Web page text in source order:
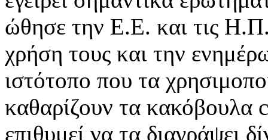
ώθησε την Ε.Ε. και τις
χρήση τους και την
ιστότοπο που τα
καθαρίζουν τα κακόβουλα
επιθυμεί να τα διαγράψει